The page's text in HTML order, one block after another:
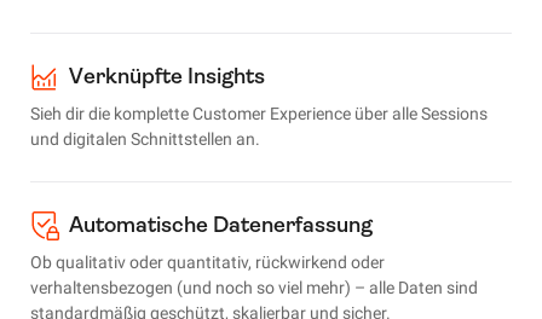
Verknüpfte Insights
Sieh dir die komplette Customer Experience über alle Sessions
und digitalen Schnittstellen an.
Automatische Datenerfassung
Ob qualitativ oder quantitativ, rückwirkend oder
verhaltensbezogen (und noch so viel mehr) – alle Daten sind
standardmäßig geschützt, skalierbar und sicher.